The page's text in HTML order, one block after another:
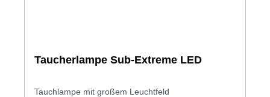
Taucherlampe Sub-Extreme LED
Tauchlampe mit großem Leuchtfeld